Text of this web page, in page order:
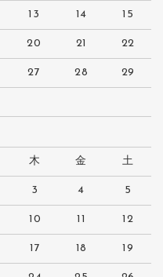
13 14 15
20 21 22
27 28 29
木 金 土
3 4 5
10 11 12
17 18 19